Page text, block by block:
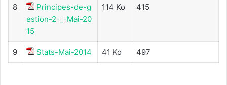
8
Principes-de-g
estion-2-_-Mai-20
15
114 Ko 415
9 Stats-Mai-2014 41 Ko 497